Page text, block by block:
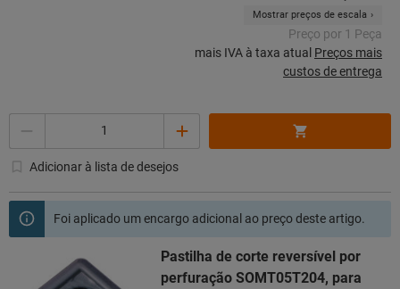
Mostrar preços de escala
Preço por 1 Peça
mais IVA à taxa atual Preços mais
custos de entrega
Adicionar à lista de desejos
Foi aplicado um encargo adicional ao preço deste artigo.
Pastilha de corte reversível por
perfuração SOMT05T204, para